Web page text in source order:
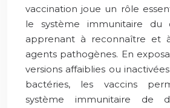
vaccination joue un rôle
le système immunitaire
apprenant à reconnaître et
agents pathogènes. En
versions affaiblies ou
bactéries, les vaccins
système immunitaire de